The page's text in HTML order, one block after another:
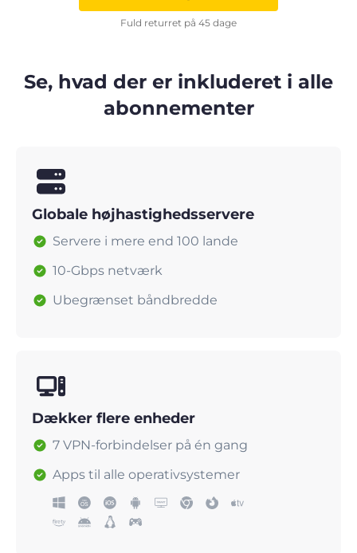
Fuld returret på 45 dage
Se, hvad der er inkluderet i alle
abonnementer
Globale højhastighedsservere
Servere i mere end 100 lande
10-Gbps netværk
Ubegrænset båndbredde
Dækker flere enheder
7 VPN-forbindelser på én gang
Apps til alle operativsystemer